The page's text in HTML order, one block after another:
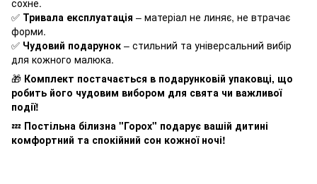
✅ Тривала експлуатація – матеріал не линяє, не втрачає
форми.
✅ Чудовий подарунок – стильний та універсальний вибір
для кожного малюка.
🎁 Комплект постачається в подарунковій упаковці, що
робить його чудовим вибором для свята чи важливої
події!
💤 Постільна білизна "Горох" подарує вашій дитині
комфортний та спокійний сон кожної ночі!